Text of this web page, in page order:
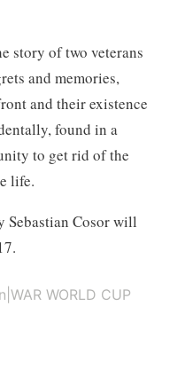
story of two veterans
and memories,
and their existence
found in a
to get rid of the
life.
Sebastian Cosor will
WORLD CUP